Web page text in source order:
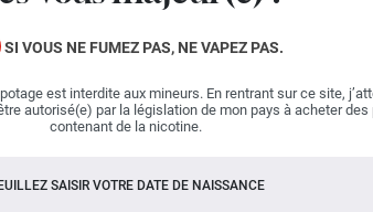
SI VOUS NE FUMEZ PAS, NE VAPEZ PAS.
est interdite aux mineurs. En rentrant sur ce site,
autorisé(e) par la législation de mon pays à acheter des
contenant de la nicotine.
SAISIR VOTRE DATE DE NAISSANCE
sous un pupitre...les plus
l'emballage pour en gratter le contenu.
!!! Le Chwing CANDIY Old School
douter, l'arôme DIY le plus savoureux du
UN DOSAGE 50% PG / 50% VG.